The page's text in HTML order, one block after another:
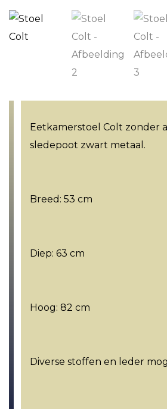
Eetkamerstoel Colt zonder
sledepoot zwart metaal.
Breed: 53 cm
Diep: 63 cm
Hoog: 82 cm
Diverse stoffen en leder